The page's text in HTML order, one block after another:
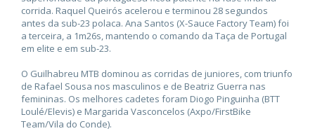
corrida. Raquel Queirós acelerou e terminou 28 segundos
antes da sub-23 polaca. Ana Santos (X-Sauce Factory Team) foi
a terceira, a 1m26s, mantendo o comando da Taça de Portugal
em elite e em sub-23.
O Guilhabreu MTB dominou as corridas de juniores, com triunfo
de Rafael Sousa nos masculinos e de Beatriz Guerra nas
femininas. Os melhores cadetes foram Diogo Pinguinha (BTT
Loulé/Elevis) e Margarida Vasconcelos (Axpo/FirstBike
Team/Vila do Conde).